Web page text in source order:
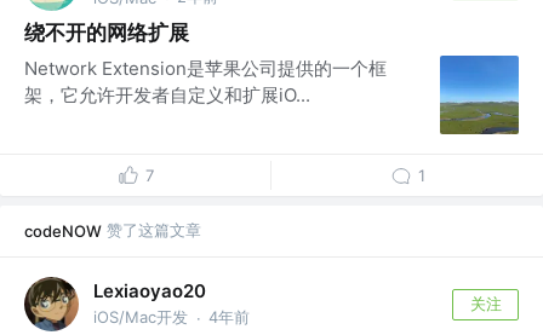
绕不开的网络扩展
Network Extension是苹果公司提供的一个框
架，它允许开发者自定义和扩展iO...
7 1
codeNOW 赞了这篇文章
Lexiaoyao20
iOS/Mac开发 · 4年前
关注